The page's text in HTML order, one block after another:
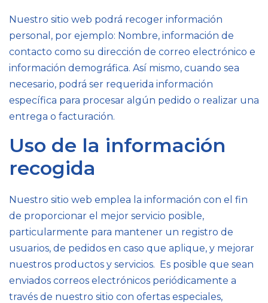
Nuestro sitio web podrá recoger información
personal, por ejemplo: Nombre, información de
contacto como su dirección de correo electrónico e
información demográfica. Así mismo, cuando sea
necesario, podrá ser requerida información
específica para procesar algún pedido o realizar una
entrega o facturación.
Uso de la información
recogida
Nuestro sitio web emplea la información con el fin
de proporcionar el mejor servicio posible,
particularmente para mantener un registro de
usuarios, de pedidos en caso que aplique, y mejorar
nuestros productos y servicios. Es posible que sean
enviados correos electrónicos periódicamente a
través de nuestro sitio con ofertas especiales,